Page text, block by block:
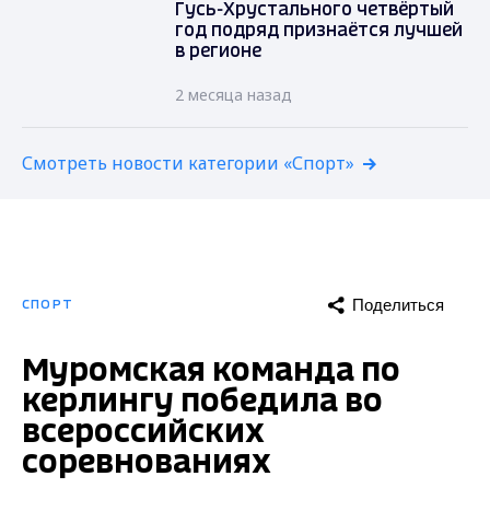
Гусь-Хрустального четвёртый
год подряд признаётся лучшей
в регионе
2 месяца назад
Смотреть новости категории «Спорт»
СПОРТ Поделиться
Муромская команда по
керлингу победила во
всероссийских
соревнованиях